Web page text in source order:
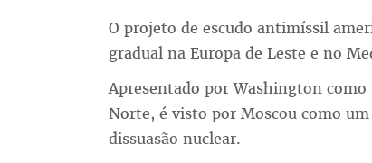
O projeto de escudo antimíssil
gradual na Europa de Leste e no
Apresentado por Washington
Norte, é visto por Moscou como
dissuasão nuclear.